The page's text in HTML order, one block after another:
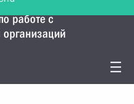
работе с